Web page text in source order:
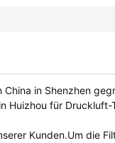
in Shenzhen
Huizhou für Druckluft-
Kunden.Um die